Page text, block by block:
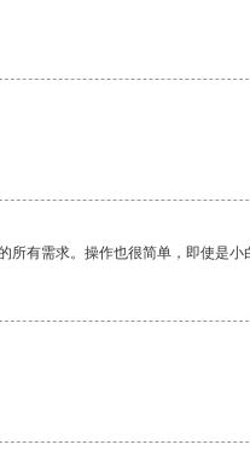
有需求。操作也很简单，即使是小